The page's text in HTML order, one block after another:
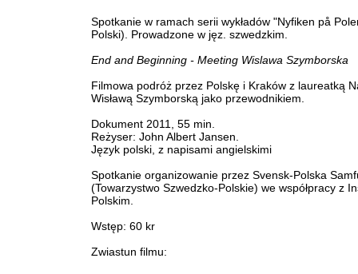
Spotkanie w ramach serii wykładów "Nyfiken på
Polski). Prowadzone w jęz. szwedzkim.
End and Beginning - Meeting Wislawa Szymborska
Filmowa podróż przez Polskę i Kraków z laureatką
Wisławą Szymborską jako przewodnikiem.
Dokument 2011, 55 min.
Reżyser: John Albert Jansen.
Język polski, z napisami angielskimi
Spotkanie organizowanie przez Svensk-Polska
(Towarzystwo Szwedzko-Polskie) we współpracy z
Polskim.
Wstęp: 60 kr
Zwiastun filmu: